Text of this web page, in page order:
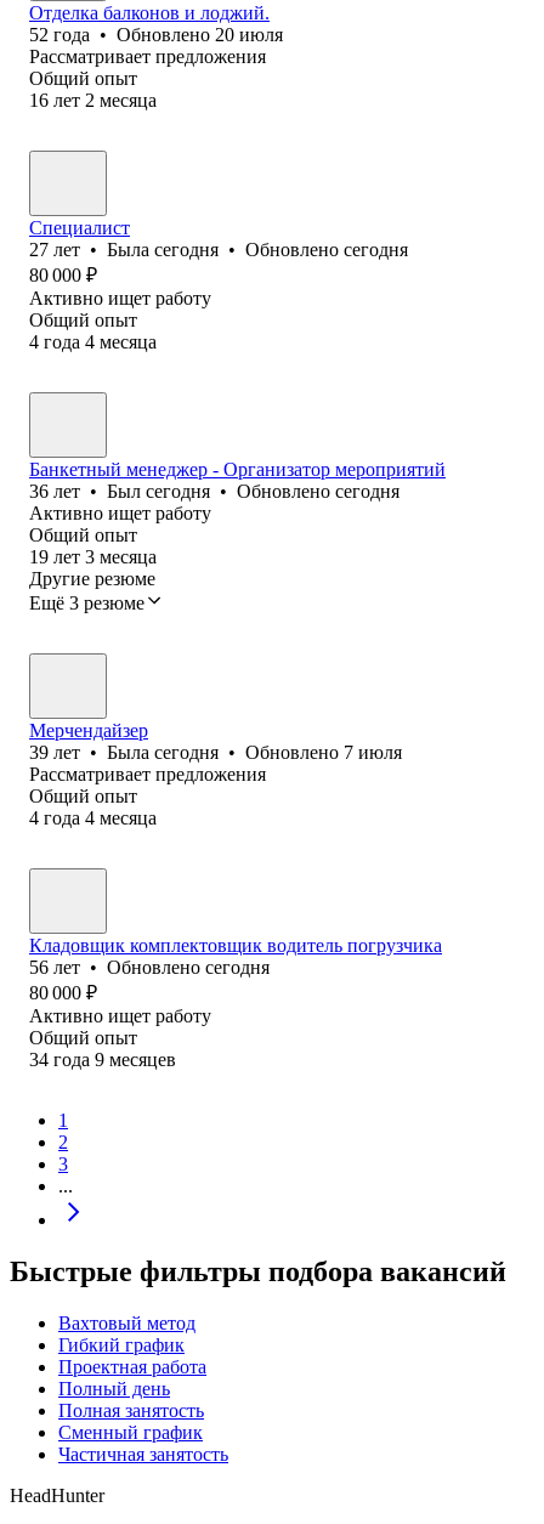
Отделка балконов и лоджий.
52 года • Обновлено 20 июля
Рассматривает предложения
Общий опыт
16 лет 2 месяца
Специалист
27 лет • Была сегодня • Обновлено сегодня
80 000 ₽
Активно ищет работу
Общий опыт
4 года 4 месяца
Банкетный менеджер - Организатор мероприятий
36 лет • Был сегодня • Обновлено сегодня
Активно ищет работу
Общий опыт
19 лет 3 месяца
Другие резюме
Ещё 3 резюме
Мерчендайзер
39 лет • Была сегодня • Обновлено 7 июля
Рассматривает предложения
Общий опыт
4 года 4 месяца
Кладовщик комплектовщик водитель погрузчика
56 лет • Обновлено сегодня
80 000 ₽
Активно ищет работу
Общий опыт
34 года 9 месяцев
1
2
3
...
Быстрые фильтры подбора вакансий
Вахтовый метод
Гибкий график
Проектная работа
Полный день
Полная занятость
Сменный график
Частичная занятость
HeadHunter